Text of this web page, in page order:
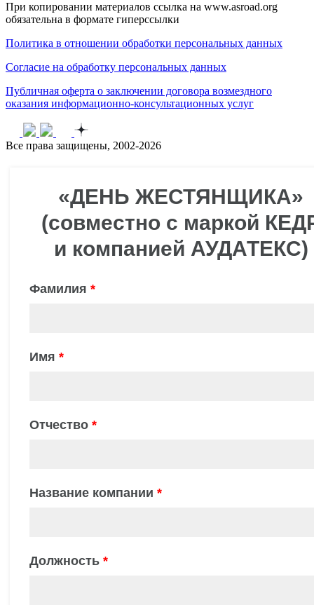
При копировании материалов ссылка на www.asroad.org
обязательна в формате гиперссылки
Политика в отношении обработки персональных данных
Согласие на обработку персональных данных
Публичная оферта о заключении договора возмездного
оказания информационно-консультационных услуг
Все права защищены, 2002-2026